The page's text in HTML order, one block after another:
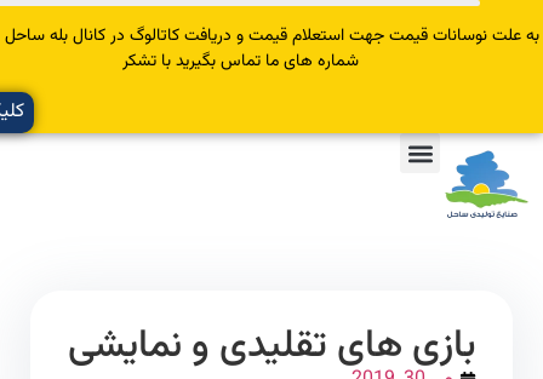
قیمت جهت استعلام قیمت و دریافت کاتالوگ در کانال بله ساحل عضو یا با
شماره های ما تماس بگیرید با تشکر
کلیک کنید
بازی های تقلیدی و نمایشی